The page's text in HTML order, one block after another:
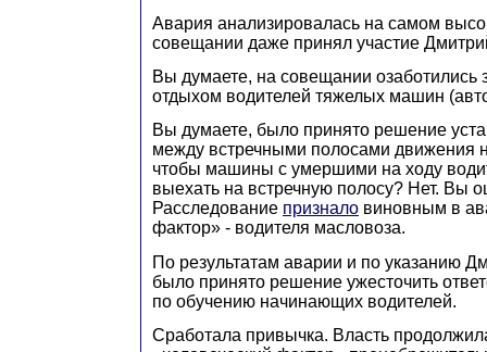
Авария анализировалась на самом
совещании даже принял участие
Вы думаете, на совещании озаботились
отдыхом водителей тяжелых машин
Вы думаете, было принято решение
между встречными полосами движения
чтобы машины с умершими на ходу
выехать на встречную полосу? Нет. Вы
Расследование признало виновным в
фактор» - водителя масловоза.
По результатам аварии и по указанию
было принято решение ужесточить
по обучению начинающих водителей.
Сработала привычка. Власть